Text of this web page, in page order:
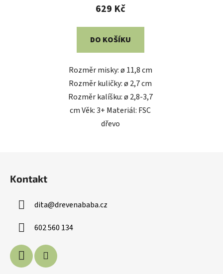
629 Kč
DO KOŠÍKU
Rozměr misky: ø 11,8 cm
Rozměr kuličky: ø 2,7 cm
Rozměr kalíšku: ø 2,8-3,7
cm Věk: 3+ Materiál: FSC
dřevo
Kontakt
dita@drevenababa.cz
602 560 134